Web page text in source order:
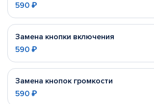
590 ₽
Замена кнопки включения
590 ₽
Замена кнопок громкости
590 ₽